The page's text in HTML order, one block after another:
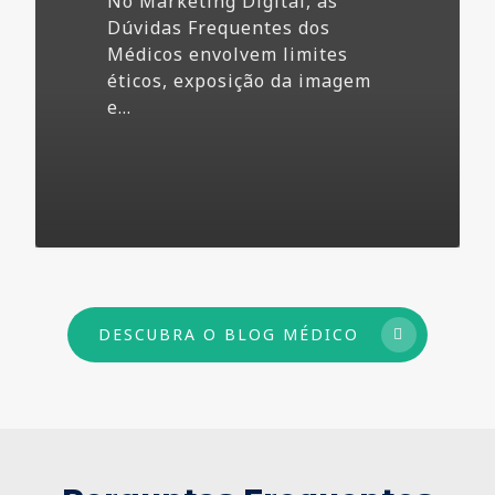
Dúvidas Frequentes dos
Médicos envolvem limites
éticos, exposição da imagem
e…
DESCUBRA O BLOG MÉDICO